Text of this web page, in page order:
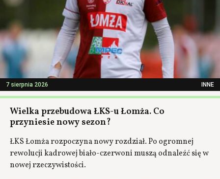
7 sierpnia 2026 INNE
Wielka przebudowa ŁKS-u Łomża. Co
przyniesie nowy sezon?
ŁKS Łomża rozpoczyna nowy rozdział. Po ogromnej
rewolucji kadrowej biało-czerwoni muszą odnaleźć się w
nowej rzeczywistości.